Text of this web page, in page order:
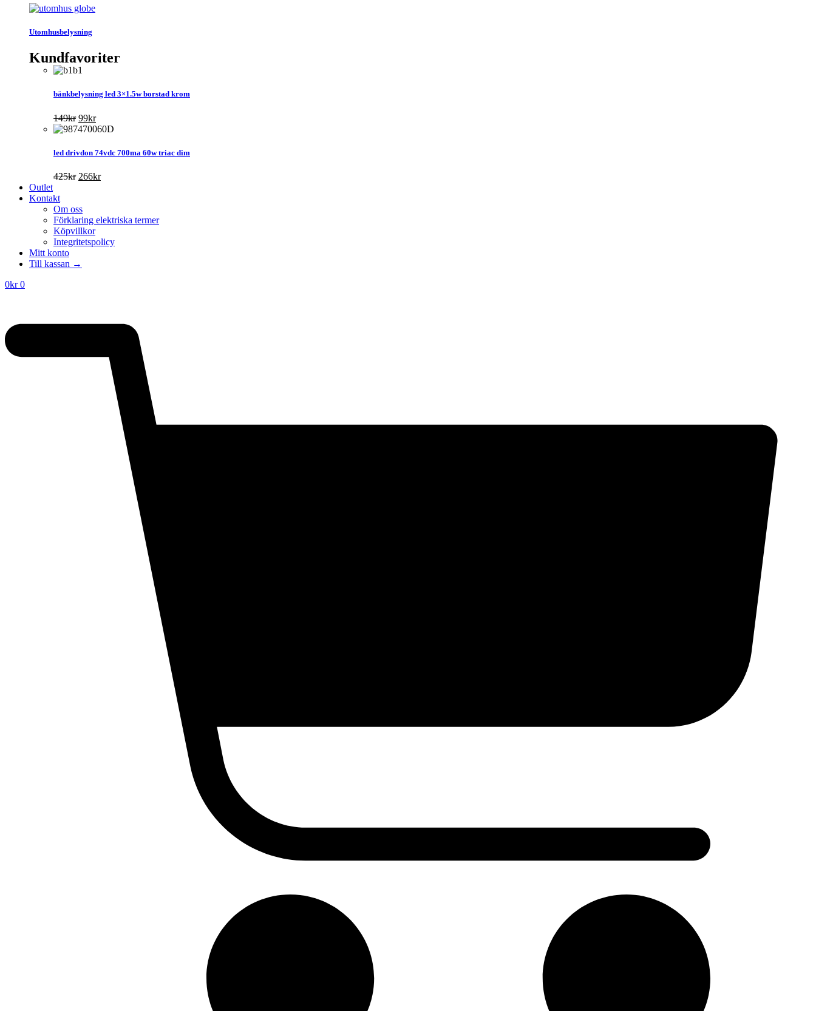
Utomhusbelysning
Kundfavoriter
bänkbelysning led 3×1.5w borstad krom
149kr Det
ursprungliga
var:
99krDet
nuvarande
är:
led drivdon 74vdc 700ma 60w triac dim
425kr Det
var:
425kr.
266krDet
266kr.
Outlet
Kontakt
Om oss
Förklaring elektriska termer
Köpvillkor
Integritetspolicy
Mitt konto
Till kassan →
0kr 0